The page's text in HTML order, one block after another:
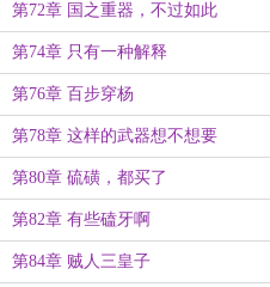
第72章 国之重器，不过如此
第74章 只有一种解释
第76章 百步穿杨
第78章 这样的武器想不想要
第80章 硫磺，都买了
第82章 有些磕牙啊
第84章 贼人三皇子